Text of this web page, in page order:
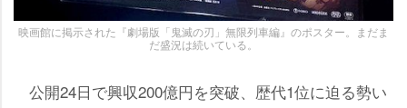
映画館に掲示された『劇場版「鬼滅の刃」無限列車編』のポスター。まだま
だ盛況は続いている。
公開24日で興収200億円を突破、歴代1位に迫る勢い